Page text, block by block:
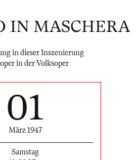
IN MASCHERA
in dieser Inszenierung
in der Volksoper
01
März 1947
Samstag